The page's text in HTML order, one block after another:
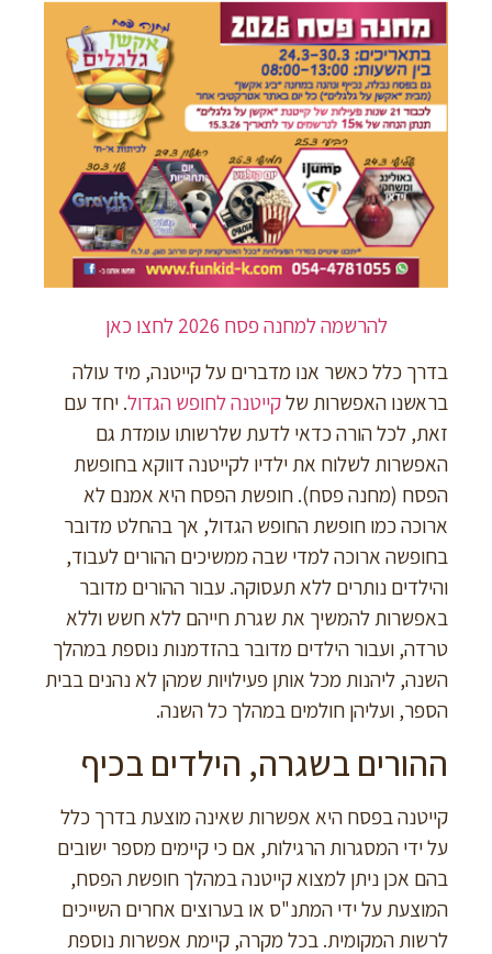
להרשמה למחנה פסח 2026 לחצו כאן
בדרך כלל כאשר אנו מדברים על קייטנה, מיד עולה
בראשנו האפשרות שלקייטנה לחופש הגדול. יחד עם
זאת, לכל הורה כדאי לדעת שלרשותו עומדת גם
האפשרות לשלוח את ילדיו לקייטנה דווקא בחופשת
הפסח (מחנה פסח). חופשת הפסח היא אמנם לא
ארוכה כמו חופשת החופש הגדול, אך בהחלט מדובר
בחופשה ארוכה למדי שבה ממשיכים ההורים לעבוד,
והילדים נותרים ללא תעסוקה. עבור ההורים מדובר
באפשרות להמשיך את שגרת חייהם ללא חשש וללא
טרדה, ועבור הילדים מדובר בהזדמנות נוספת במהלך
השנה, ליהנות מכל אותן פעילויות שמהן לא נהנים בבית
הספר, ועליהן חולמים במהלך כל השנה.
ההורים בשגרה, הילדים בכיף
קייטנה בפסח היא אפשרות שאינה מוצעת בדרך כלל
על ידי המסגרות הרגילות, אם כי קיימים מספר ישובים
בהם אכן ניתן למצוא קייטנה במהלך חופשת הפסח,
המוצעת על ידי המתנ"ס או בערוצים אחרים השייכים
לרשות המקומית. בכל מקרה, קיימת אפשרות נוספת